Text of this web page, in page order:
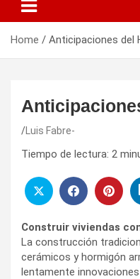
Home Anticipaciones del
Luis Fabre-
Tiempo de lectura: 2
Construir viviendas
La construcción
cerámicos y hormigón
lentamente